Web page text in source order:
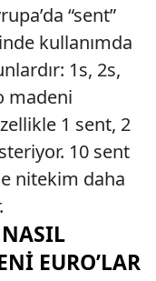
“sent”
kullanımda
1s, 2s,
madeni
1 sent, 2
10 sent
nitekim daha
EURO’LAR